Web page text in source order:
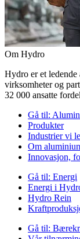
Om Hydro
Hydro er et
virksomheter og
32 000 ansatte
Gå til:
Produkter
Industrier vi
Om
Innovasjon,
Gå til: Energi
Energi i
Hydro Rein
Gå til: